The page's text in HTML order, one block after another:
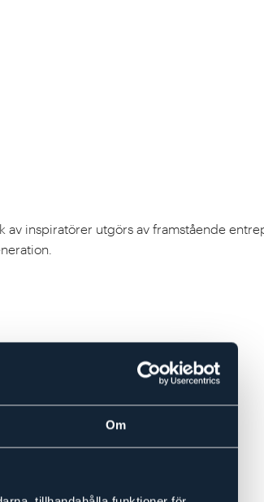
Om
av inspiratörer utgörs av framstående